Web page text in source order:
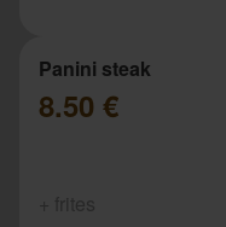
Panini steak
8.50 €